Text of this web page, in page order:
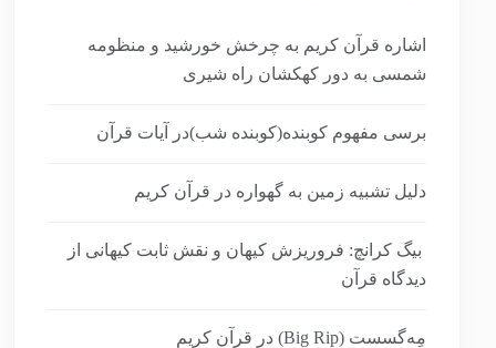
اشاره قرآن کریم به چرخش خورشید و منظومه
شمسی به دور کهکشان راه شیری
برسی مفهوم کوبنده(کوبنده شب)در آیات قرآن
دلیل تشبیه زمین به گهواره در قرآن کریم
بیگ کرانچ: فروریزش کیهان و نقش ثابت کیهانی از
دیدگاه قرآن
مِه‌گسست (Big Rip) در قرآن کریم